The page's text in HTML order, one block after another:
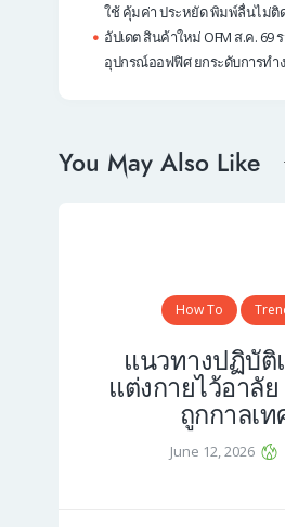
ใช้ คุ้มค่า ประหยัด พิมพ์ลื่นไม่ติ
อัปเดต สินค้าใหม่ OFM ส.ค. 69
อุปกรณ์ออฟฟิศ ยกระดับการทำ
You May Also Like
How To
แนวทางปฏิบัติ
แต่งกายไว้อาลั
ถูกกาลเท
June 12, 2026